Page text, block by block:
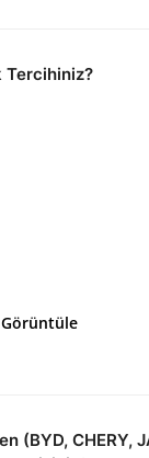
Tercihiniz?
Görüntüle
(BYD, CHERY,